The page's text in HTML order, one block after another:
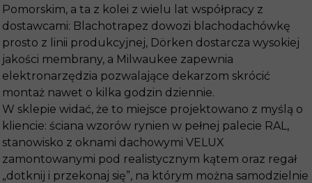
Pomorskim, a ta z kolei z wielu lat współpracy z
dostawcami: Blachotrapez dowozi blachodachówkę
prosto z linii produkcyjnej, Dörken dostarcza wysokiej
jakości membrany, a Milwaukee zapewnia
elektronarzędzia pozwalające dekarzom skrócić
montaż nawet o kilka godzin dziennie.
W sklepie widać, że to miejsce projektowano z myślą o
kliencie: ściana wzorów rynien w pełnej palecie RAL,
stanowisko z oknami dachowymi VELUX
zamontowanymi pod realistycznym kątem oraz regał
„dotknij i przekonaj się”, na którym można samodzielnie